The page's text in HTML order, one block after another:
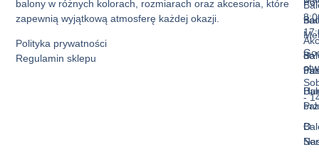
balony w różnych kolorach, rozmiarach oraz akcesoria, które
zapewnią wyjątkową atmosferę każdej okazji.
Polityka prywatności
Regulamin sklepu
do
O
-